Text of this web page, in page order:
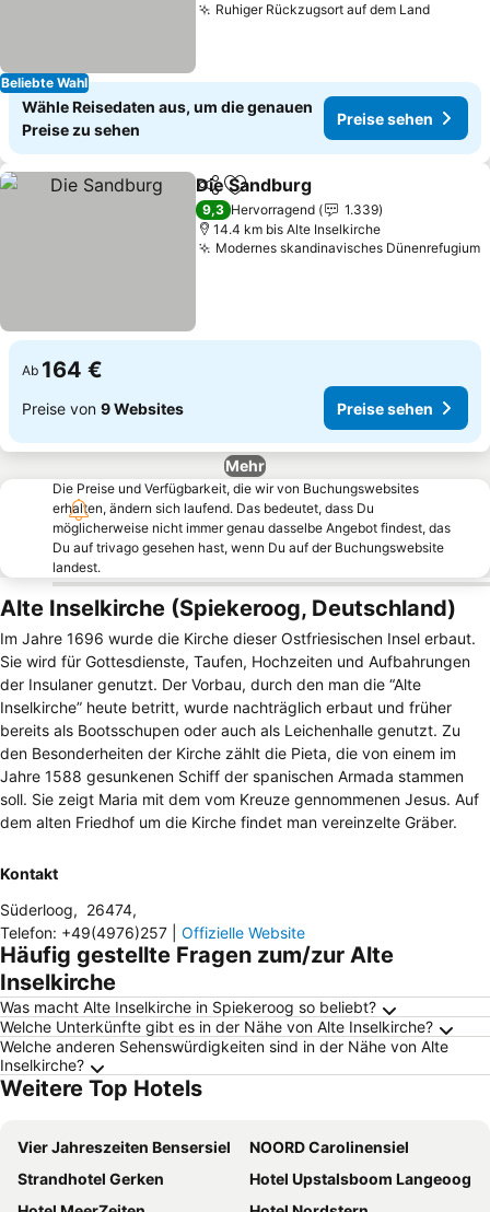
Beliebte Wahl
Ruhiger Rückzugsort auf dem LandPreise
Wähle Reisedaten aus, um die genauen
Preise zu sehen
Preise sehen
TeilenZu Favoriten hinzufügen
Die Sandburg
9,3 Hervorragend
1.339
14.4 km bis Alte Inselkirche
Modernes skandinavisches Dünenrefugium
Ab 164 €
Preise von 9 Websites Preise sehen
Mehr
Die Preise und Verfügbarkeit, die wir von Buchungswebsites
erhalten, ändern sich laufend. Das bedeutet, dass Du
möglicherweise nicht immer genau dasselbe Angebot findest, das
Du auf trivago gesehen hast, wenn Du auf der Buchungswebsite
landest.
Alte Inselkirche (Spiekeroog, Deutschland)
Im Jahre 1696 wurde die Kirche dieser Ostfriesischen Insel erbaut.
Sie wird für Gottesdienste, Taufen, Hochzeiten und Aufbahrungen
der Insulaner genutzt. Der Vorbau, durch den man die “Alte
Inselkirche” heute betritt, wurde nachträglich erbaut und früher
bereits als Bootsschupen oder auch als Leichenhalle genutzt. Zu
den Besonderheiten der Kirche zählt die Pieta, die von einem im
Jahre 1588 gesunkenen Schiff der spanischen Armada stammen
soll. Sie zeigt Maria mit dem vom Kreuze gennommenen Jesus. Auf
dem alten Friedhof um die Kirche findet man vereinzelte Gräber.
Kontakt
Süderloog, 26474,
Telefon: +49(4976)257 Offizielle Website
Häufig gestellte Fragen zum/zur Alte
Inselkirche
Was macht Alte Inselkirche in Spiekeroog so beliebt?
Welche Unterkünfte gibt es in der Nähe von Alte Inselkirche?
Welche anderen Sehenswürdigkeiten sind in der Nähe von Alte
Inselkirche?
Weitere Top Hotels
Vier Jahreszeiten Bensersiel
NOORD Carolinensiel
Strandhotel Gerken
Hotel Upstalsboom Langeoog